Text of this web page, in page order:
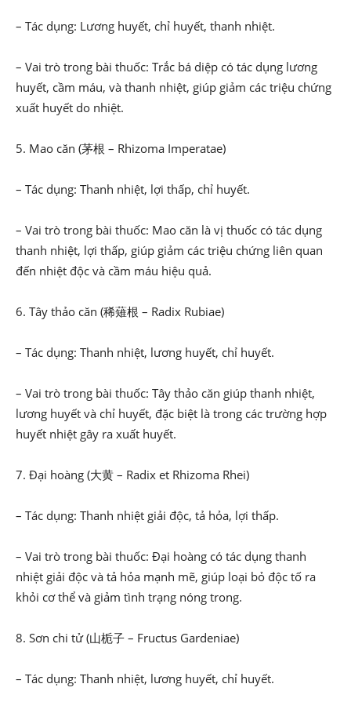
– Tác dụng: Lương huyết, chỉ huyết, thanh nhiệt.
– Vai trò trong bài thuốc: Trắc bá diệp có tác dụng lương
huyết, cầm máu, và thanh nhiệt, giúp giảm các triệu chứng
xuất huyết do nhiệt.
5. Mao căn (茅根 – Rhizoma Imperatae)
– Tác dụng: Thanh nhiệt, lợi thấp, chỉ huyết.
– Vai trò trong bài thuốc: Mao căn là vị thuốc có tác dụng
thanh nhiệt, lợi thấp, giúp giảm các triệu chứng liên quan
đến nhiệt độc và cầm máu hiệu quả.
6. Tây thảo căn (稀薙根 – Radix Rubiae)
– Tác dụng: Thanh nhiệt, lương huyết, chỉ huyết.
– Vai trò trong bài thuốc: Tây thảo căn giúp thanh nhiệt,
lương huyết và chỉ huyết, đặc biệt là trong các trường hợp
huyết nhiệt gây ra xuất huyết.
7. Đại hoàng (大黄 – Radix et Rhizoma Rhei)
– Tác dụng: Thanh nhiệt giải độc, tả hỏa, lợi thấp.
– Vai trò trong bài thuốc: Đại hoàng có tác dụng thanh
nhiệt giải độc và tả hỏa mạnh mẽ, giúp loại bỏ độc tố ra
khỏi cơ thể và giảm tình trạng nóng trong.
8. Sơn chi tử (山栀子 – Fructus Gardeniae)
– Tác dụng: Thanh nhiệt, lương huyết, chỉ huyết.